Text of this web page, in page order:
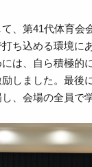
、第41代体育
ち込める環境に
は、自ら積極的
しました。最後
、会場の全員で